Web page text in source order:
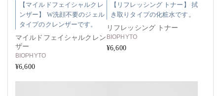
【マイルドフェイシャルクレ
ンザー】 W洗顔不要のジェル
タイプのクレンザーです。
マイルドフェイシャルクレン
ザー
BIOPHYTO
¥6,600
【リフレッシング トナー】 拭
き取りタイプの化粧水です。
リフレッシング トナー
BIOPHYTO
¥6,600